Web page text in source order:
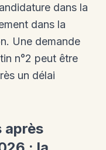
dans la
dans la
Une demande
n°2 peut être
un délai
après